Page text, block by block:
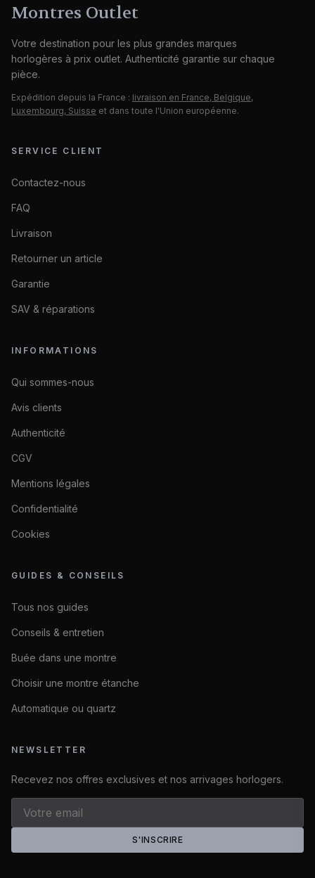
Montres Outlet
Votre destination pour les plus grandes marques
horlogères à prix outlet. Authenticité garantie sur chaque
pièce.
Expédition depuis la France : livraison en France, Belgique,
Luxembourg, Suisse et dans toute l'Union européenne.
SERVICE CLIENT
Contactez-nous
FAQ
Livraison
Retourner un article
Garantie
SAV & réparations
INFORMATIONS
Qui sommes-nous
Avis clients
Authenticité
CGV
Mentions légales
Confidentialité
Cookies
GUIDES & CONSEILS
Tous nos guides
Conseils & entretien
Buée dans une montre
Choisir une montre étanche
Automatique ou quartz
NEWSLETTER
Recevez nos offres exclusives et nos arrivages horlogers.
S'INSCRIRE